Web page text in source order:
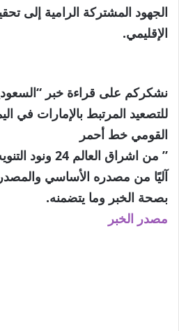
الجهود المشتركة الرامية إلى
الإقليمي.
نشكركم على قراءة خبر
للتصعيد المرتبط بالإمارات في
القومي خط أحمر
” من اشراق
آليًا من مصدره الأساسي
بصحة الخبر وما يتضمنه.
مصدر الخبر